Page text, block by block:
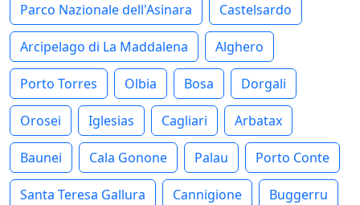
Parco Nazionale dell'Asinara Castelsardo
Arcipelago di La Maddalena Alghero
Porto Torres Olbia Bosa Dorgali
Orosei Iglesias Cagliari Arbatax
Baunei Cala Gonone Palau Porto Conte
Santa Teresa Gallura Cannigione Buggerru